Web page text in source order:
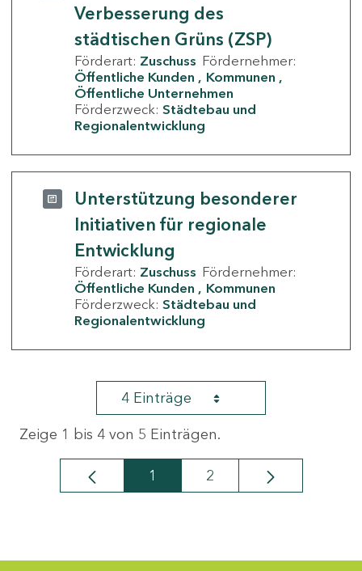
Verbesserung des
städtischen Grüns (ZSP)
Förderart: Zuschuss Fördernehmer:
Öffentliche Kunden
Kommunen
Öffentliche Unternehmen
Förderzweck: Städtebau und
Regionalentwicklung
Unterstützung besonderer
Initiativen für regionale
Entwicklung
Förderart: Zuschuss Fördernehmer:
Öffentliche Kunden
Kommunen
Förderzweck: Städtebau und
Regionalentwicklung
4 Einträge
Zeige 1 bis 4 von 5 Einträgen.
Seite
1 Seite
2